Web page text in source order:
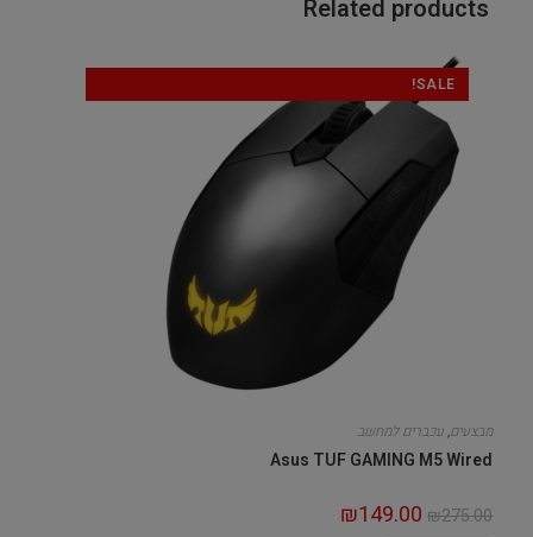
Related products
SALE!
מבצעים,עכברים למחשב
Asus TUF GAMING M5 Wired
₪275.00
₪149.00